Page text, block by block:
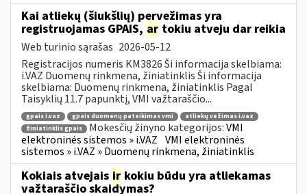
Kai atliekų (šiukšlių) pervežimas yra
registruojamas GPAIS, ar tokiu atveju dar reikia
Web turinio sąrašas 2026-05-12
Registracijos numeris KM3826 Ši informacija skelbiama:
i.VAZ Duomenų rinkmena, žiniatinklis Ši informacija
skelbiama: Duomenų rinkmena, žiniatinklis Pagal
Taisyklių 11.7 papunktį, VMI važtaraščio...
gpais i.vaz gpais duomenų pateikimas vmi
atliekų vežimas i.vaz
žiniatinklis gpais
Mokesčių žinyno kategorijos:VMI
elektroninės sistemos » i.VAZ VMI elektroninės
sistemos » i.VAZ » Duomenų rinkmena, žiniatinklis
Kokiais atvejais ir kokiu būdu yra atliekamas
važtaraščio skaidymas?